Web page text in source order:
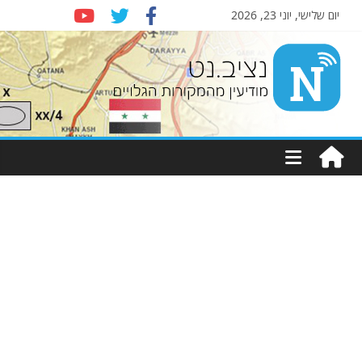
יום שלישי, יוני 23, 2026
Nziv.net
מודיעין
מהמקורות